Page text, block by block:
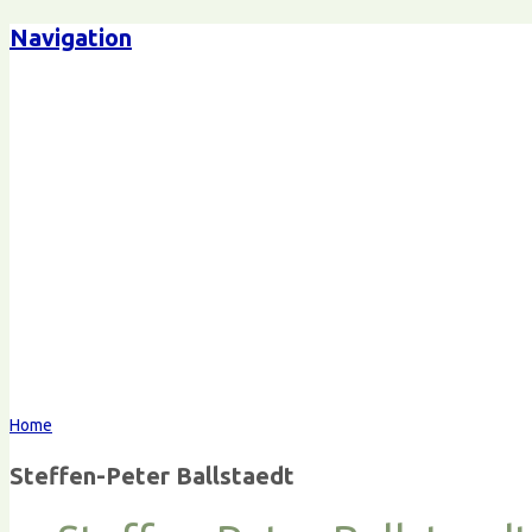
Navigation
Home
Steffen-Peter Ballstaedt